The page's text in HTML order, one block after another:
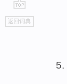
go
top
返回词典